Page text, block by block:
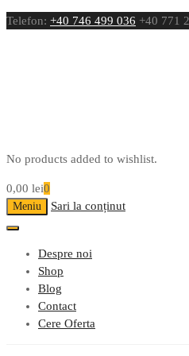
Telefon: +40 746 499 036 +40 771
No products added to wishlist.
0,00 lei0
Meniu Sari la conținut
Despre noi
Shop
Blog
Contact
Cere Oferta